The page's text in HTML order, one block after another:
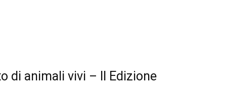
di animali vivi – II Edizione